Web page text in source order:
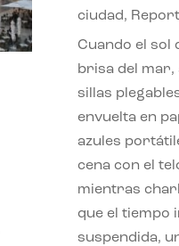
ciudad,
Cuando el sol
brisa del mar,
sillas
envuelta en
azules
cena con el
mientras
que el tiempo
suspendida,